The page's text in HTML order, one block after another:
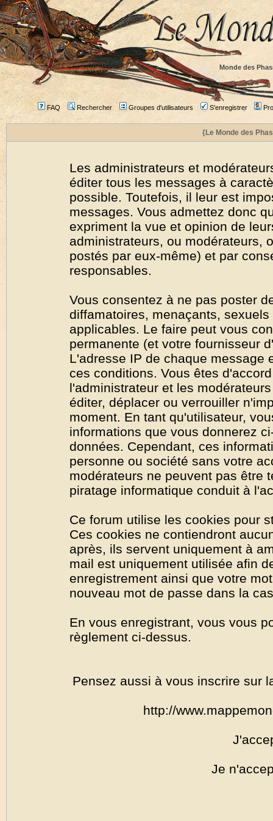
Monde des
FAQ Rechercher Groupes d'utilisateurs S'enregistrer
{Le Monde des
Les administrateurs et
éditer tous les messages à
possible. Toutefois, il leur est
messages. Vous admettez donc
expriment la vue et opinion de
administrateurs, ou modérateurs,
postés par eux-même) et par
responsables.
Vous consentez à ne pas poster
diffamatoires, menaçants,
applicables. Le faire peut vous
permanente (et votre fournisseur
L'adresse IP de chaque message
ces conditions. Vous êtes
l'administrateur et les
éditer, déplacer ou verrouiller
moment. En tant qu'utilisateur,
informations que vous donnerez
données. Cependant, ces
personne ou société sans votre
modérateurs ne peuvent pas être
piratage informatique conduit à
Ce forum utilise les cookies pour
Ces cookies ne contiendront
après, ils servent uniquement à
mail est uniquement utilisée afin
enregistrement ainsi que votre
nouveau mot de passe dans la
En vous enregistrant, vous vous
règlement ci-dessus.
Pensez aussi à vous inscrire sur
http://
Je